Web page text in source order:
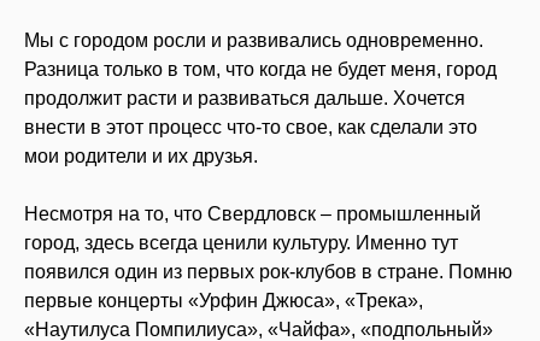
Мы с городом росли и развивались одновременно.
Разница только в том, что когда не будет меня, город
продолжит расти и развиваться дальше. Хочется
внести в этот процесс что-то свое, как сделали это
мои родители и их друзья.
Несмотря на то, что Свердловск – промышленный
город, здесь всегда ценили культуру. Именно тут
появился один из первых рок-клубов в стране. Помню
первые концерты «Урфин Джюса», «Трека»,
«Наутилуса Помпилиуса», «Чайфа», «подпольный»